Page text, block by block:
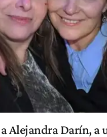
Alejandra Darín, a